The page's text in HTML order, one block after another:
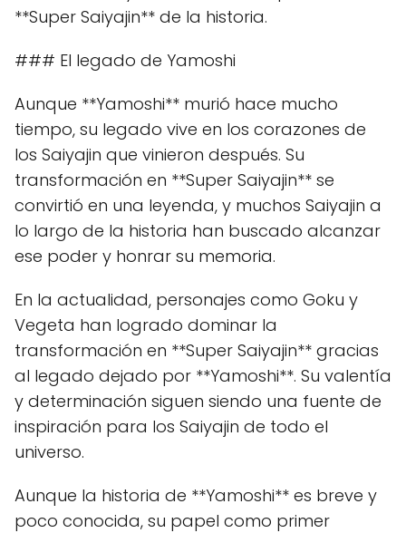
**Super Saiyajin** de la historia.
### El legado de Yamoshi
Aunque **Yamoshi** murió hace mucho
tiempo, su legado vive en los corazones de
los Saiyajin que vinieron después. Su
transformación en **Super Saiyajin** se
convirtió en una leyenda, y muchos Saiyajin a
lo largo de la historia han buscado alcanzar
ese poder y honrar su memoria.
En la actualidad, personajes como Goku y
Vegeta han logrado dominar la
transformación en **Super Saiyajin** gracias
al legado dejado por **Yamoshi**. Su valentía
y determinación siguen siendo una fuente de
inspiración para los Saiyajin de todo el
universo.
Aunque la historia de **Yamoshi** es breve y
poco conocida, su papel como primer